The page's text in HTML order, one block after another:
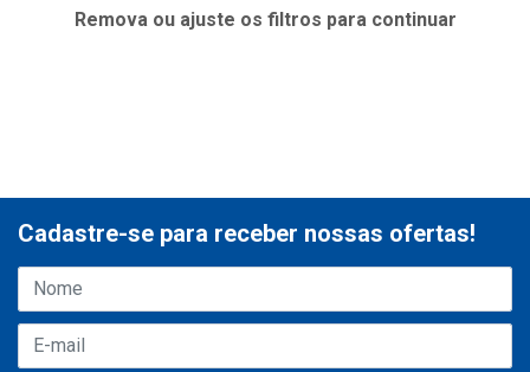
Remova ou ajuste os filtros para continuar
Cadastre-se para receber nossas ofertas!